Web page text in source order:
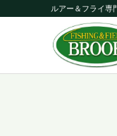
ルアー＆フライ専